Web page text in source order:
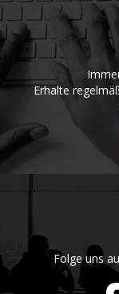
Erhalte
Folge uns